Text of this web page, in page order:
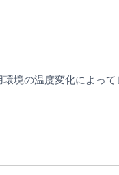
境の温度変化によっ